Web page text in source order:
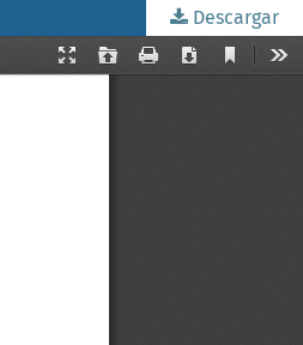
Descargar